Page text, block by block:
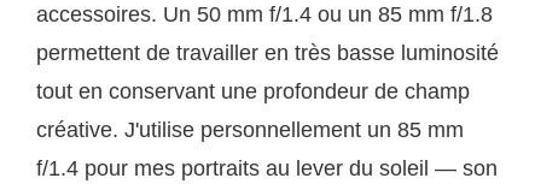
accessoires. Un 50 mm f/1.4 ou un 85 mm f/1.8
permettent de travailler en très basse luminosité
tout en conservant une profondeur de champ
créative. J'utilise personnellement un 85 mm
f/1.4 pour mes portraits au lever du soleil — son